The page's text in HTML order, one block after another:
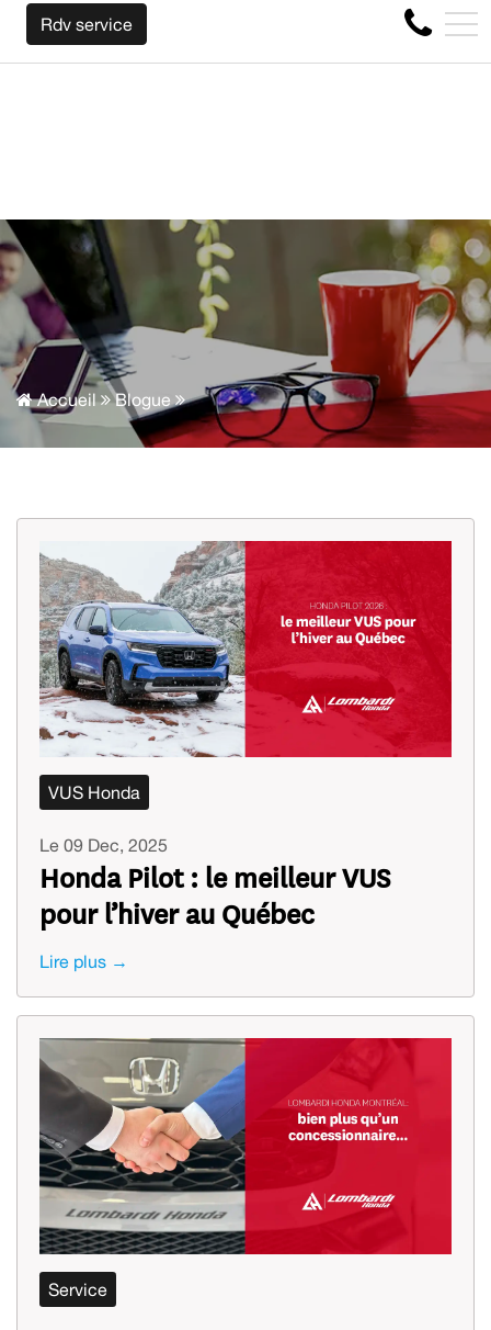
NOUS RACHETONS VOTRE AUTO PEU IMPORTE LA
4356 Boul Métropolitain E, Montréal, QC, CA H1S 1A2
EN
Rdv service
Accueil Blogue
VUS Honda
Le 09 Dec, 2025
Honda Pilot : le meilleur VUS
pour l’hiver au Québec
Lire plus →
Service